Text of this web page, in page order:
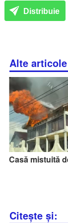
Distribuie
Alte
Casă mistuită
Citește și: